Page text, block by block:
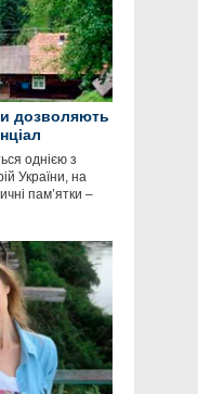
дозволяють
однією з
України, на
пам’ятки –